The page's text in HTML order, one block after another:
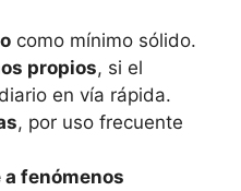
como mínimo sólido.
propios, si el
en vía rápida.
, por uso frecuente
fenómenos